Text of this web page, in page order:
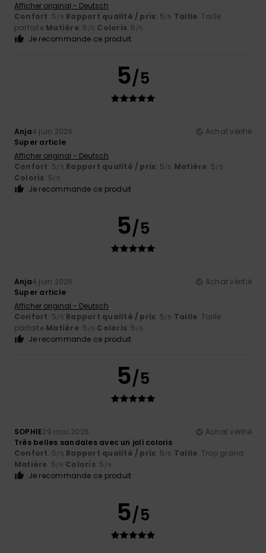
Afficher original - Deutsch
Confort: 5/5 Rapport qualité / prix: 5/5 Taille: Taille
parfaite Matière: 5 /5 Coloris: 5 /5
Je recommande ce produit
5/5
Anja4 juin 2026
Achat vérifié
Super article
Afficher original - Deutsch
Confort: 5/5 Rapport qualité / prix: 5/5 Matière: 5/5
Coloris: 5/5
Je recommande ce produit
5/5
Anja4 juin 2026
Achat vérifié
Super article
Afficher original - Deutsch
Confort: 5/5 Rapport qualité / prix: 5/5 Taille: Taille
parfaite Matière: 5 /5 Coloris: 5 /5
Je recommande ce produit
5/5
SOPHIE29 mai 2026
Achat vérifié
Très belles sandales avec un joli coloris
Confort: 5/5 Rapport qualité / prix: 5/5 Taille: Trop grand
Matière: 5/5 Coloris: 5 /5
Je recommande ce produit
5/5